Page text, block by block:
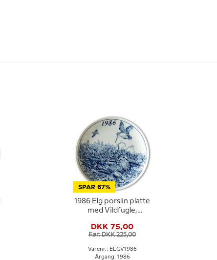
SPAR 67%
1986 Elg porslin platte
med Vildfugle,
DKK 75,00
Før: DKK 225,00
Varenr.: ELGV1986
Årgang: 1986